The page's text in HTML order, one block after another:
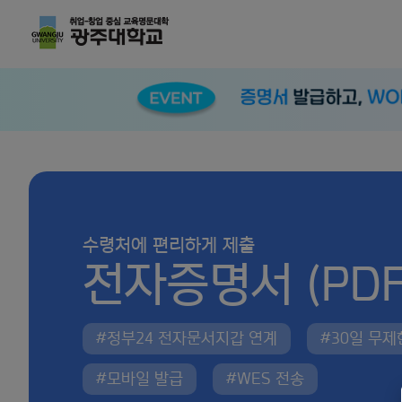
수령처에 편리하게 제출
전자증명서
#정부24 전자문서지갑 연계 #30일 무제
#모바일 발급 #WES 전송